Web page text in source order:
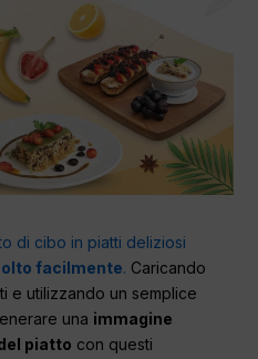
di cibo in piatti deliziosi
facilmente. Caricando
e utilizzando un semplice
una immagine
piatto con questi